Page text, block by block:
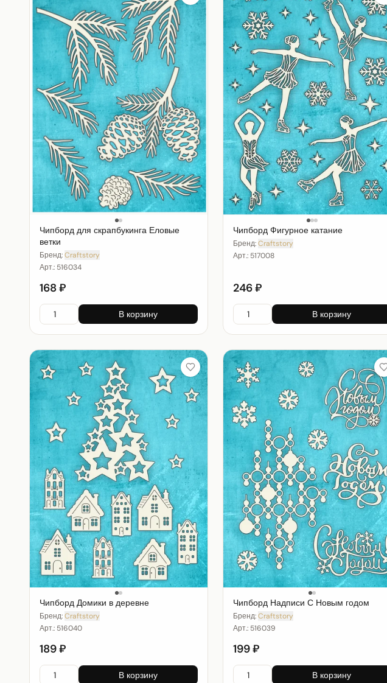
Чипборд для скрапбукинга Еловые
ветки
Бренд:Craftstory
Арт.: 516034
168 ₽
В корзину
Чипборд Фигурное катание
Бренд:Craftstory
Арт.: 517008
246 ₽
В корзину
Чипборд Домики в деревне
Бренд:Craftstory
Арт.: 516040
189 ₽
В корзину
Чипборд Надписи С Новым годом
Бренд:Craftstory
Арт.: 516039
199 ₽
В корзину